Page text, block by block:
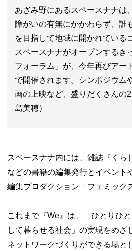
あざみ野にあるスペースナナは
障がいの有無にかかわらず、誰
を目指して地域に開かれている
スペースナナがオープンするき
フォーラム」が、今年再びアー
で開催されます。シンポジウム
画の上映など、盛りだくさんの
島美穂）
スペースナナ内には、雑誌『くら
などの書籍の編集発行とイベント
編集プロダクション「フェミック
これまで『We』は、「ひとりひ
して暮らせる社会」の実現をめざ
ネットワークづくりができる場と